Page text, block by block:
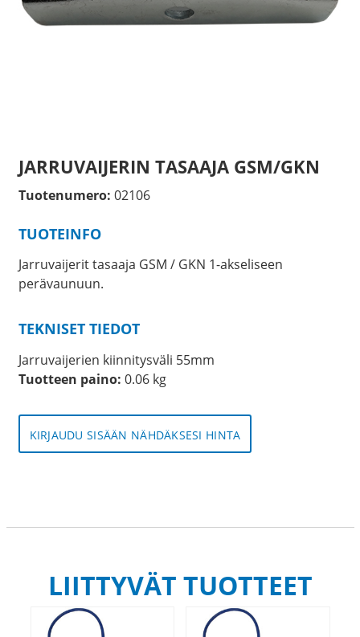
JARRUVAIJERIN TASAAJA GSM/GKN
Tuotenumero: 02106
TUOTEINFO
Jarruvaijerit tasaaja GSM / GKN 1-akseliseen
perävaunuun.
TEKNISET TIEDOT
Jarruvaijerien kiinnitysväli 55mm
Tuotteen paino: 0.06 kg
KIRJAUDU SISÄÄN NÄHDÄKSESI HINTA
LIITTYVÄT TUOTTEET